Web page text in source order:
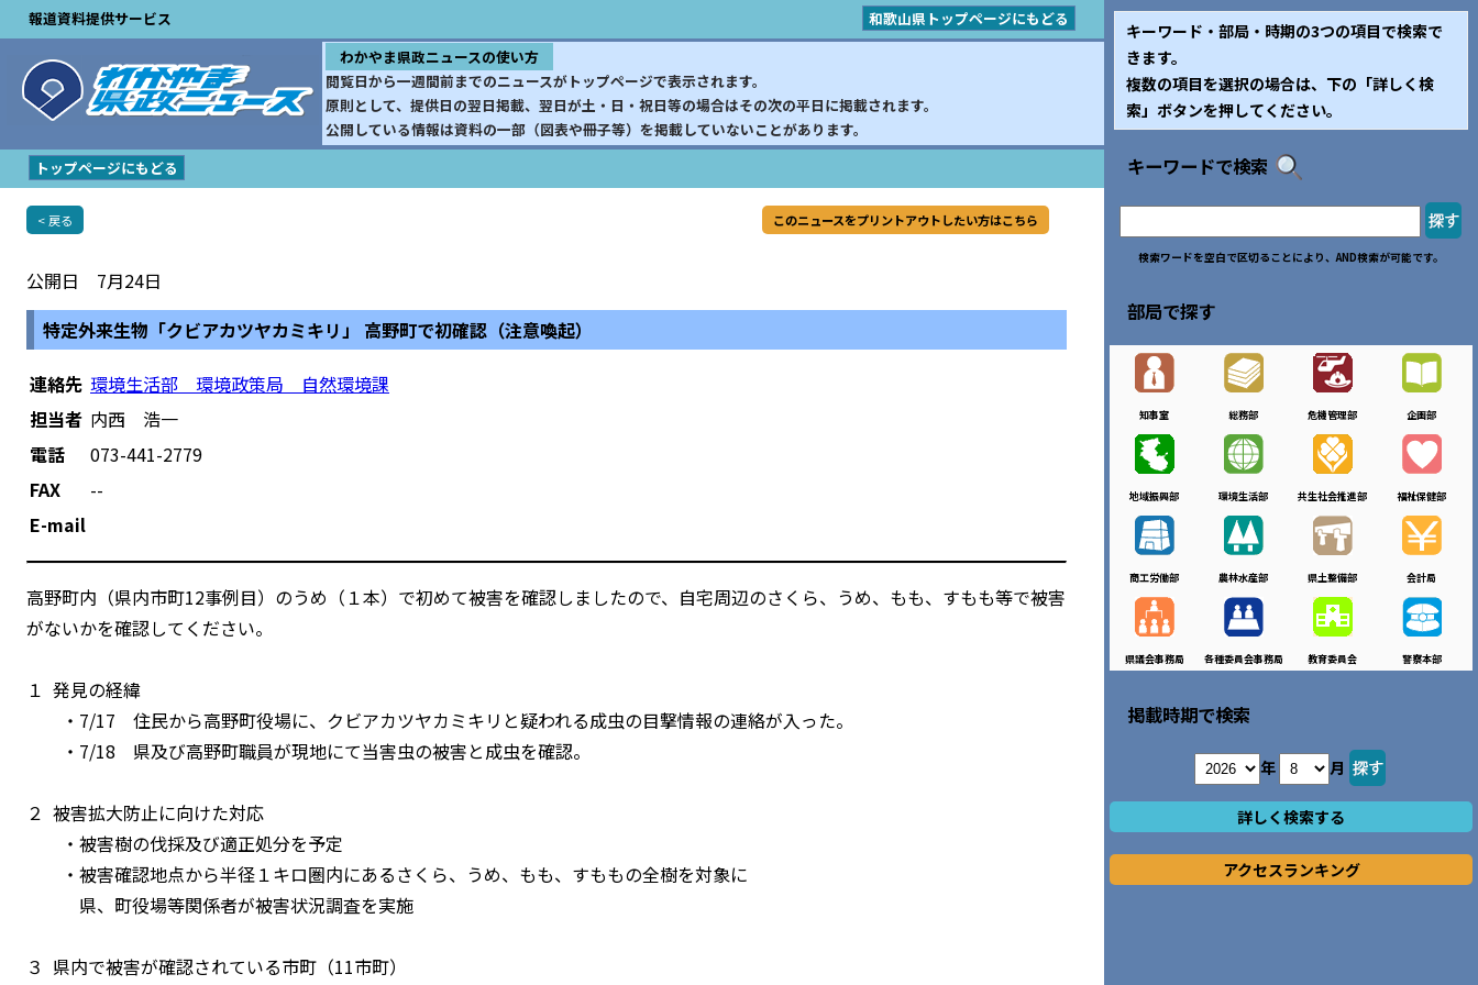
報道資料提供サービス
和歌山県トップページにもどる
わかやま県政ニュースの使い方
閲覧日から一週間前までのニュースがトップページで表示されます。
原則として、提供日の翌日掲載、翌日が土・日・祝日等の場合はその次の平日に掲載されます。
公開している情報は資料の一部（図表や冊子等）を掲載していないことがあります。
トップページにもどる
< 戻る このニュースをプリントアウトしたい方はこちら
公開日 7月24日
特定外来生物「クビアカツヤカミキリ」 高野町で初確認（注意喚起）
連絡先 環境生活部 環境政策局 自然環境課
担当者 内西 浩一
電話
073-441-2779
FAX
--
E-mail
高野町内（県内市町12事例目）のうめ（１本）で初めて被害を確認しましたので、自宅周辺のさくら、うめ、もも、すもも等で被害
がないかを確認してください。
１ 発見の経緯
・7/17 住民から高野町役場に、クビアカツヤカミキリと疑われる成虫の目撃情報の連絡が入った。
・7/18 県及び高野町職員が現地にて当害虫の被害と成虫を確認。
２ 被害拡大防止に向けた対応
・被害樹の伐採及び適正処分を予定
・被害確認地点から半径１キロ圏内にあるさくら、うめ、もも、すももの全樹を対象に
県、町役場等関係者が被害状況調査を実施
３ 県内で被害が確認されている市町（11市町）
キーワード・部局・時期の3つの項目で検索で
きます。
複数の項目を選択の場合は、下の「詳しく検
索」ボタンを押してください。
キーワードで検索
検索ワードを空白で区切ることにより、AND検索が可能です。
部局で探す
知事室 総務部 危機管理部 企画部
地域振興部 環境生活部 共生社会推進部 福祉保健部
商工労働部 農林水産部 県土整備部 会計局
県議会事務局 各種委員会事務局 教育委員会 警察本部
掲載時期で検索
年 月
詳しく検索する
アクセスランキング